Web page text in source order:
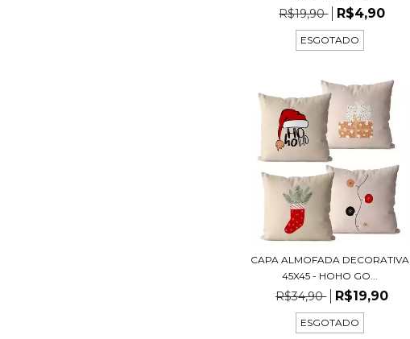
R$19,90 R$4,90
ESGOTADO
CAPA ALMOFADA DECORATIVA
45X45 - HOHO GO...
R$34,90 R$19,90
ESGOTADO